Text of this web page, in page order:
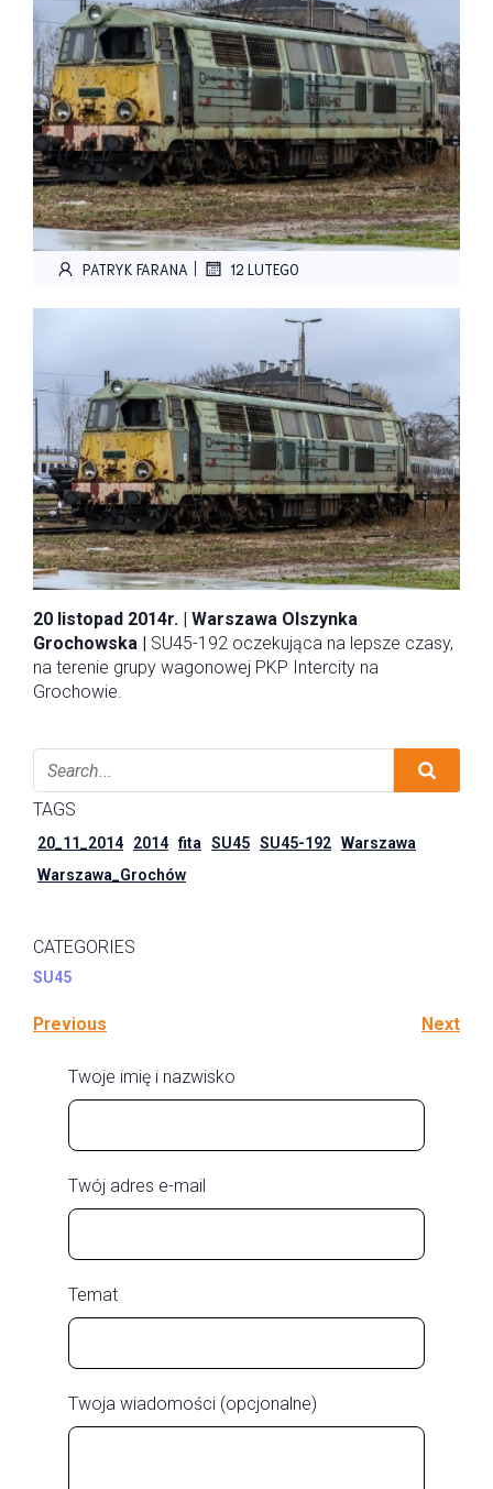
PATRYK FARANA | 12 LUTEGO
20 listopad 2014r. | Warszawa Olszynka
Grochowska | SU45-192 oczekująca na lepsze czasy,
na terenie grupy wagonowej PKP Intercity na
Grochowie.
TAGS
20_11_2014 2014 fita SU45 SU45-192 Warszawa
Warszawa_Grochów
CATEGORIES
SU45
Previous Next
Twoje imię i nazwisko
Twój adres e-mail
Temat
Twoja wiadomości (opcjonalne)